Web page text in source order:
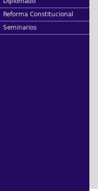
Reforma Constitucional
Seminarios